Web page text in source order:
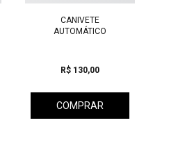
CANIVETE
AUTOMÁTICO
R$ 130,00
COMPRAR